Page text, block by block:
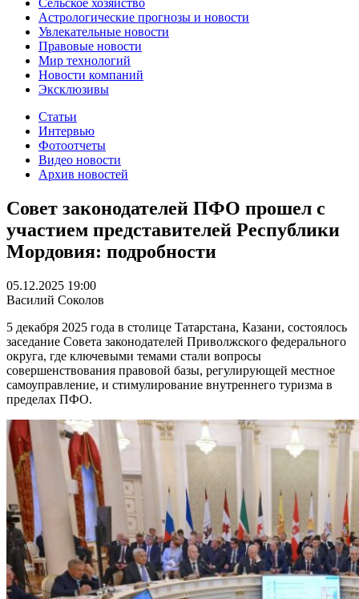
Астрологические прогнозы и новости
Увлекательные новости
Правовые новости
Мир технологий
Новости компаний
Эксклюзивы
Статьи
Интервью
Фотоотчеты
Видео новости
Архив новостей
Совет законодателей ПФО прошел с
участием представителей Республики
Мордовия: подробности
05.12.2025 19:00
Василий Соколов
5 декабря 2025 года в столице Татарстана, Казани, состоялось
заседание Совета законодателей Приволжского федерального
округа, где ключевыми темами стали вопросы
совершенствования правовой базы, регулирующей местное
самоуправление, и стимулирование внутреннего туризма в
пределах ПФО.